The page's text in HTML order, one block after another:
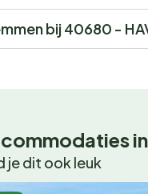
bij 40680 -
je dit ook leuk